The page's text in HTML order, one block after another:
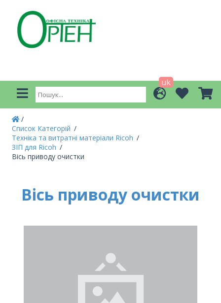
uk
Список Категорій
Техніка та витратні матеріали Ricoh
ЗІП для Ricoh
Вісь приводу очистки
Вісь приводу очистки